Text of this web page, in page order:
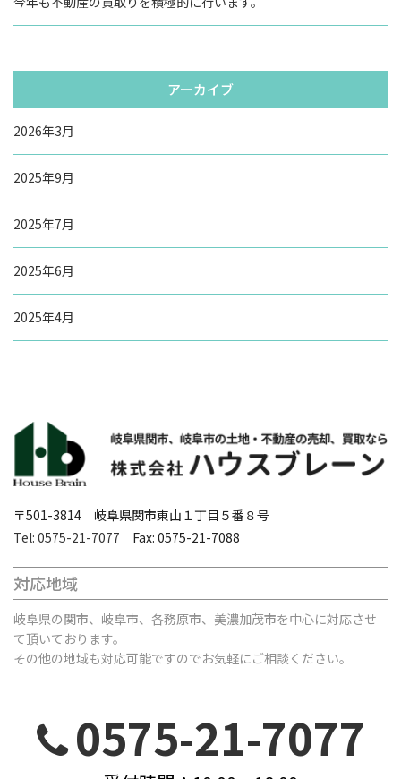
アーカイブ
2026年3月
2025年9月
2025年7月
2025年6月
2025年4月
〒501-3814 岐阜県関市東山１丁目５番８号
Tel: 0575-21-7077 Fax: 0575-21-7088
対応地域
岐阜県の関市、岐阜市、各務原市、美濃加茂市を中心に対応させ
て頂いております。
その他の地域も対応可能ですのでお気軽にご相談ください。
0575-21-7077